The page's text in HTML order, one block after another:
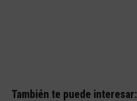
También te puede interesar: